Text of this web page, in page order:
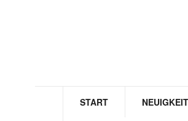
START